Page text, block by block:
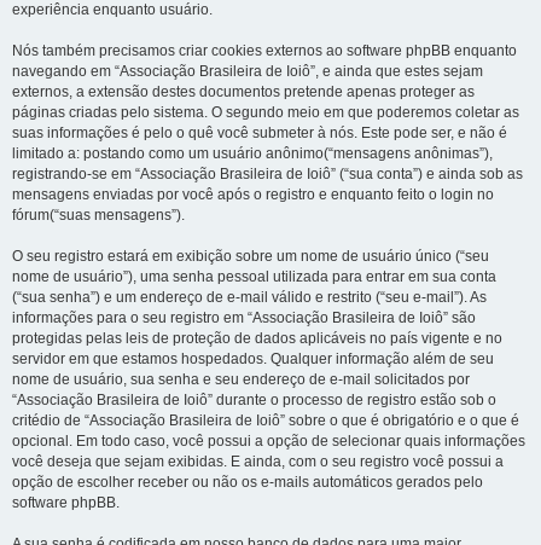
experiência enquanto usuário.
Nós também precisamos criar cookies externos ao software phpBB enquanto
navegando em “Associação Brasileira de Ioiô”, e ainda que estes sejam
externos, a extensão destes documentos pretende apenas proteger as
páginas criadas pelo sistema. O segundo meio em que poderemos coletar as
suas informações é pelo o quê você submeter à nós. Este pode ser, e não é
limitado a: postando como um usuário anônimo(“mensagens anônimas”),
registrando-se em “Associação Brasileira de Ioiô” (“sua conta”) e ainda sob as
mensagens enviadas por você após o registro e enquanto feito o login no
fórum(“suas mensagens”).
O seu registro estará em exibição sobre um nome de usuário único (“seu
nome de usuário”), uma senha pessoal utilizada para entrar em sua conta
(“sua senha”) e um endereço de e-mail válido e restrito (“seu e-mail”). As
informações para o seu registro em “Associação Brasileira de Ioiô” são
protegidas pelas leis de proteção de dados aplicáveis no país vigente e no
servidor em que estamos hospedados. Qualquer informação além de seu
nome de usuário, sua senha e seu endereço de e-mail solicitados por
“Associação Brasileira de Ioiô” durante o processo de registro estão sob o
critédio de “Associação Brasileira de Ioiô” sobre o que é obrigatório e o que é
opcional. Em todo caso, você possui a opção de selecionar quais informações
você deseja que sejam exibidas. E ainda, com o seu registro você possui a
opção de escolher receber ou não os e-mails automáticos gerados pelo
software phpBB.